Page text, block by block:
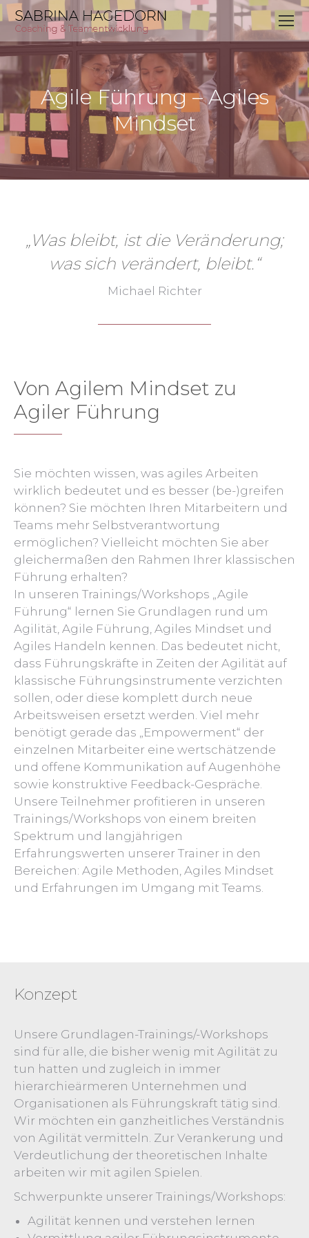
Agile Führung – Agiles
Mindset
„Was bleibt, ist die Veränderung;
was sich verändert, bleibt.“
Michael Richter
Von Agilem Mindset zu
Agiler Führung
Sie möchten wissen, was agiles Arbeiten
wirklich bedeutet und es besser (be-)greifen
können? Sie möchten Ihren Mitarbeitern und
Teams mehr Selbstverantwortung
ermöglichen? Vielleicht möchten Sie aber
gleichermaßen den Rahmen Ihrer klassischen
Führung erhalten?
In unseren Trainings/Workshops „Agile
Führung“ lernen Sie Grundlagen rund um
Agilität, Agile Führung, Agiles Mindset und
Agiles Handeln kennen. Das bedeutet nicht,
dass Führungskräfte in Zeiten der Agilität auf
klassische Führungsinstrumente verzichten
sollen, oder diese komplett durch neue
Arbeitsweisen ersetzt werden. Viel mehr
benötigt gerade das „Empowerment“ der
einzelnen Mitarbeiter eine wertschätzende
und offene Kommunikation auf Augenhöhe
sowie konstruktive Feedback-Gespräche.
Unsere Teilnehmer profitieren in unseren
Trainings/Workshops von einem breiten
Spektrum und langjährigen
Erfahrungswerten unserer Trainer in den
Bereichen: Agile Methoden, Agiles Mindset
und Erfahrungen im Umgang mit Teams.
Konzept
Unsere Grundlagen-Trainings/-Workshops
sind für alle, die bisher wenig mit Agilität zu
tun hatten und zugleich in immer
hierarchieärmeren Unternehmen und
Organisationen als Führungskraft tätig sind.
Wir möchten ein ganzheitliches Verständnis
von Agilität vermitteln. Zur Verankerung und
Verdeutlichung der theoretischen Inhalte
arbeiten wir mit agilen Spielen.
Schwerpunkte unserer Trainings/Workshops:
Agilität kennen und verstehen lernen